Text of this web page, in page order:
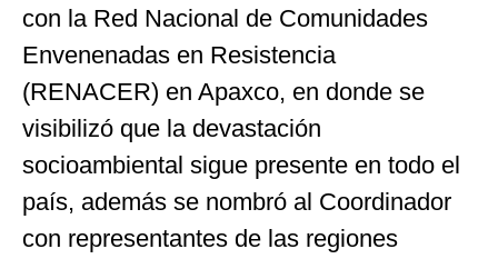
con la Red Nacional de Comunidades
Envenenadas en Resistencia
(RENACER) en Apaxco, en donde se
visibilizó que la devastación
socioambiental sigue presente en todo el
país, además se nombró al Coordinador
con representantes de las regiones